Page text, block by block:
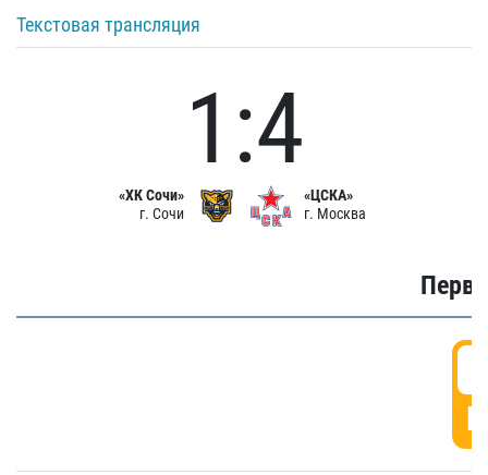
Текстовая трансляция
«ХК Сочи»
г. Сочи
1:4
«ЦСКА»
г. Москва